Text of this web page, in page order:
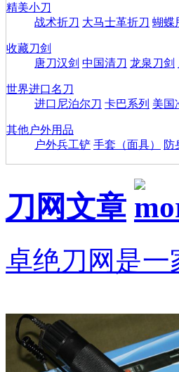
精美小刀
战术折刀 大马士革折刀 蝴蝶
收藏刀剑
唐刀汉剑 中国清刀 龙泉刀剑
世界进口名刀
进口尼泊尔刀 卡巴系列 美国
其他户外用品
户外兵工铲 手套（面具） 防
刀网文章
卓绝刀网是